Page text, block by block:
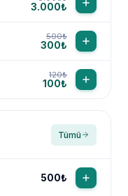
3.000₺
500₺
300₺
120₺
100₺
Tümü
500₺